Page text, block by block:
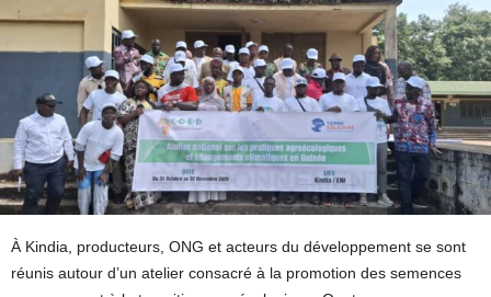
À Kindia, producteurs, ONG et acteurs du développement se sont
réunis autour d’un atelier consacré à la promotion des semences